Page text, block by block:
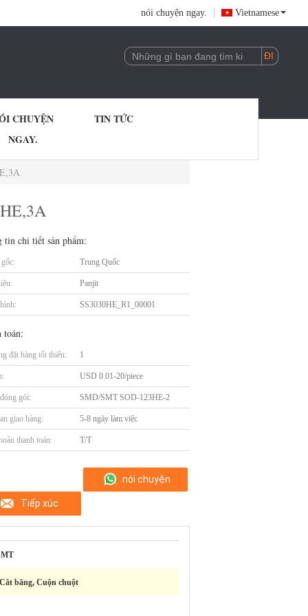
nói chuyện ngay. Vietnamese
CHUYỆN
NGAY.
TIN TỨC
tin chi tiết sản phẩm:
Trung Quốc
Panjit
SS3030HE_R1_00001
toán:
đặt hàng tối thiểu: 1
USD 0.01-20/piece
gói: SMD/SMT SOD-123HE-2
giao hàng: 5-8 ngày làm việc
thanh toán: T/T
Tiếp xúc
nói chuyện
băng, Cuộn chuột